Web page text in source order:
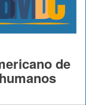
de